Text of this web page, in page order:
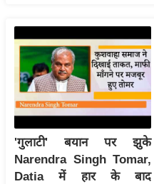
य
प
र
स
मी
क्षा
ध
र्म
'गुलाटी' बयान पर झुके
Narendra Singh Tomar,
Datia में हार के बाद